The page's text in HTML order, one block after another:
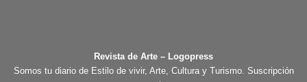
Revista de Arte – Logopress
Somos tu diario de Estilo de vivir, Arte, Cultura y Turismo. Suscripción